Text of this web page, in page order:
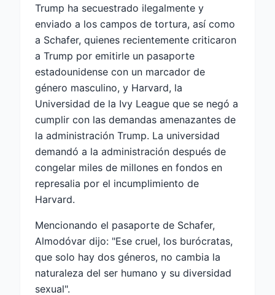
Trump ha secuestrado ilegalmente y
enviado a los campos de tortura, así como
a Schafer, quienes recientemente criticaron
a Trump por emitirle un pasaporte
estadounidense con un marcador de
género masculino, y Harvard, la
Universidad de la Ivy League que se negó a
cumplir con las demandas amenazantes de
la administración Trump. La universidad
demandó a la administración después de
congelar miles de millones en fondos en
represalia por el incumplimiento de
Harvard.
Mencionando el pasaporte de Schafer,
Almodóvar dijo: "Ese cruel, los burócratas,
que solo hay dos géneros, no cambia la
naturaleza del ser humano y su diversidad
sexual".